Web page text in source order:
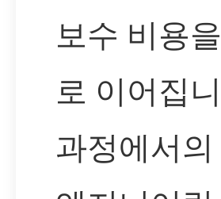
보수 비용
로 이어집
과정에서